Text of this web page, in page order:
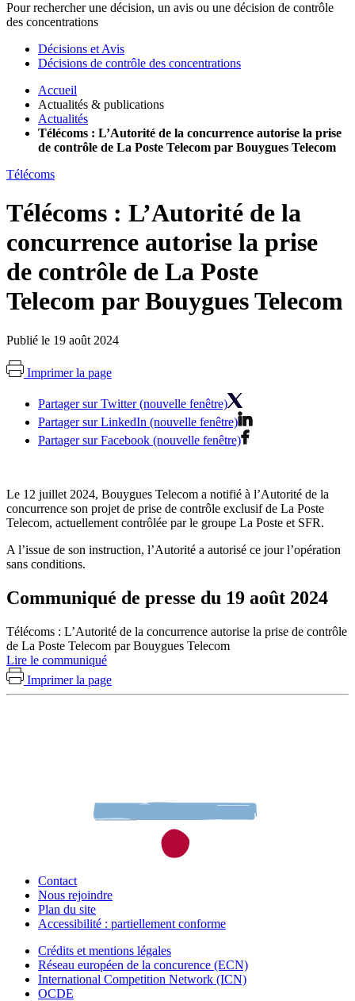
Pour rechercher une décision, un avis ou une décision de contrôle
des concentrations
Décisions et Avis
Décisions de contrôle des concentrations
Accueil
Actualités & publications
Actualités
Télécoms : L’Autorité de la concurrence autorise la prise
de contrôle de La Poste Telecom par Bouygues Telecom
Télécoms
Télécoms : L’Autorité de la
concurrence autorise la prise
de contrôle de La Poste
Telecom par Bouygues Telecom
Publié le 19 août 2024
Imprimer la page
Partager sur Twitter (nouvelle fenêtre)
Partager sur LinkedIn (nouvelle fenêtre)
Partager sur Facebook (nouvelle fenêtre)
Le 12 juillet 2024, Bouygues Telecom a notifié à l’Autorité de la
concurrence son projet de prise de contrôle exclusif de La Poste
Telecom, actuellement contrôlée par le groupe La Poste et SFR.
A l’issue de son instruction, l’Autorité a autorisé ce jour l’opération
sans conditions.
Communiqué de presse du 19 août 2024
Télécoms : L’Autorité de la concurrence autorise la prise de contrôle
de La Poste Telecom par Bouygues Telecom
Lire le communiqué
Imprimer la page
Contact
Nous rejoindre
Plan du site
Accessibilité : partiellement conforme
Crédits et mentions légales
Réseau européen de la concurence (ECN)
International Competition Network (ICN)
OCDE